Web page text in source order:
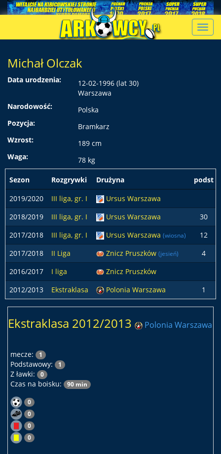
Michał Olczak
Data urodzenia:
12-02-1996 (lat 30)
Warszawa
Narodowość:
Polska
Pozycja:
Bramkarz
Wzrost:
189 cm
Waga:
78 kg
Sezon Rozgrywki Drużyna
podst
2019/2020
III liga, gr. I
Ursus Warszawa
2018/2019
III liga, gr. I Ursus Warszawa
30
2017/2018
III liga, gr. I Ursus Warszawa (wiosna)
12
2017/2018
II Liga Znicz Pruszków (jesień)
4
2016/2017
I liga
Znicz Pruszków
2012/2013
Ekstraklasa Polonia Warszawa 1
Ekstraklasa 2012/2013 Polonia Warszawa
mecze: 1
Podstawowy: 1
Z ławki: 0
Czas na boisku: 90 min
0
0
0
0